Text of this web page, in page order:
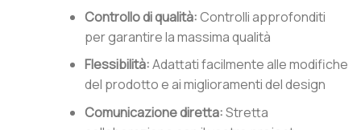
Controllo di qualità:Controlli approfonditi
per garantire la massima qualità
Flessibilità:Adattati facilmente alle modifiche
del prodotto e ai miglioramenti del design
Comunicazione diretta:Stretta